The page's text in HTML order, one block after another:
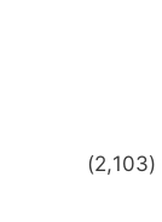
(2,103)